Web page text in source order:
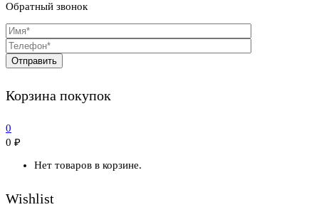
Обратный звонок
Корзина покупок
0
0 ₽
Нет товаров в корзине.
Wishlist